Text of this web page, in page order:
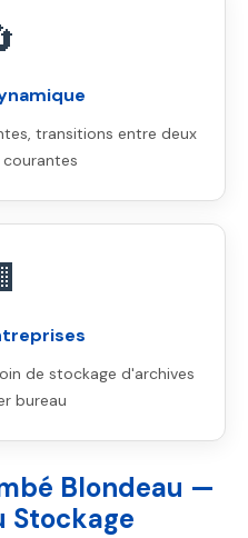
transitions entre deux
de stockage d'archives
bureau
Blondeau —
Stockage